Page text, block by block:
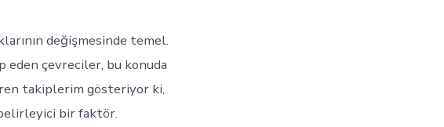
değişmesinde temel.
eden çevreciler, bu konuda
takiplerim gösteriyor ki,
bir faktör.